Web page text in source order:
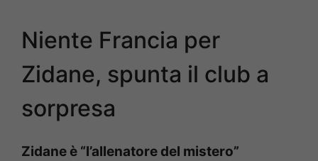
Niente Francia per
Zidane, spunta il club a
sorpresa
Zidane è “l’allenatore del mistero”